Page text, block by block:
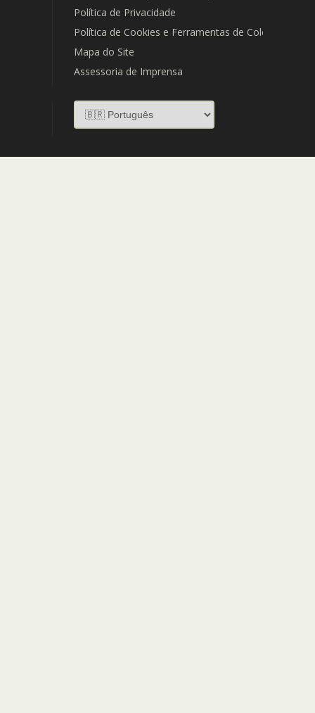
Política de Privacidade
Política de Cookies e Ferramentas de Coleta de
Mapa do Site
Assessoria de Imprensa